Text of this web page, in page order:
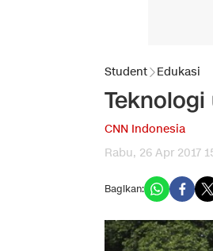
Student Edukasi
CNN Indonesia
Rabu, 26 Apr 2017
Bagikan: